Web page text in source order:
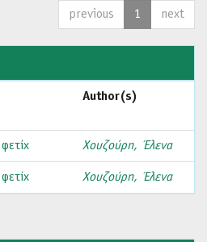
previous 1 next
Author(s)
Χουζούρη, Έλενα
Χουζούρη, Έλενα